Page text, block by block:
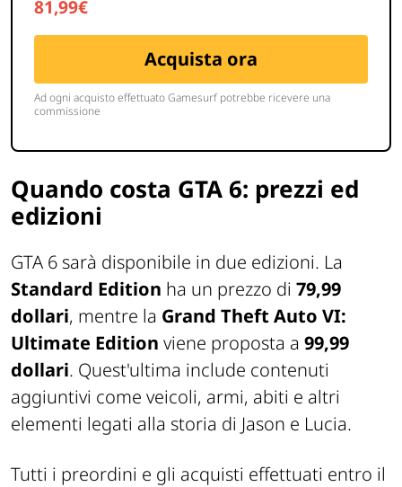
Quando costa GTA 6: prezzi ed
edizioni
GTA 6 sarà disponibile in due edizioni. La
Standard Edition ha un prezzo di 79,99
dollari, mentre la Grand Theft Auto VI:
Ultimate Edition viene proposta a 99,99
dollari. Quest'ultima include contenuti
aggiuntivi come veicoli, armi, abiti e altri
elementi legati alla storia di Jason e Lucia.
Tutti i preordini e gli acquisti effettuati entro il